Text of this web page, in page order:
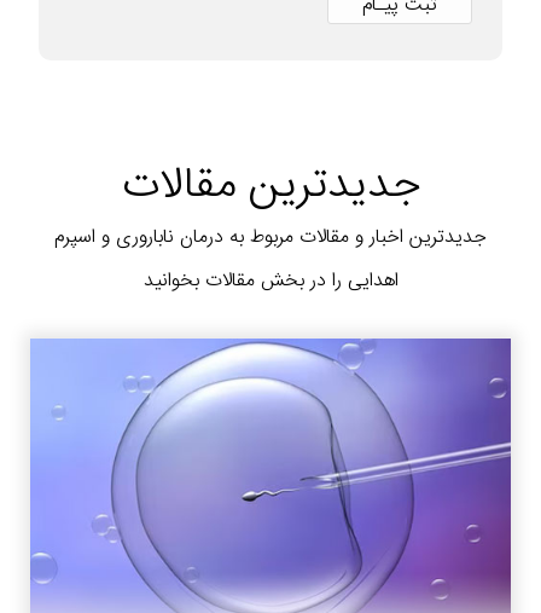
جدیدترین مقالات
جدیدترین اخبار و مقالات مربوط به درمان ناباروری و اسپرم
اهدایی را در بخش مقالات بخوانید